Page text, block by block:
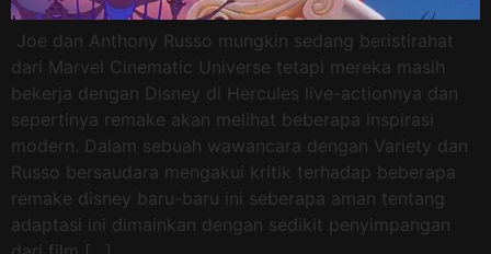
Joe dan Anthony Russo mungkin sedang beristirahat
dari Marvel Cinematic Universe tetapi mereka masih
bekerja dengan Disney di Hercules live-actionnya dan
sepertinya remake akan melihat beberapa inspirasi
modern. Dalam sebuah wawancara dengan Variety dan
Russo bersaudara mengakui kritik terhadap beberapa
remake disney baru-baru ini seberapa aman tentang
adaptasi ini dimainkan dengan sedikit penyimpangan